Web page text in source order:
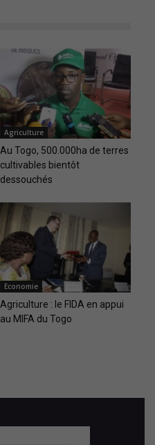
Agriculture
Au Togo, 500.000ha de terres
cultivables bientôt
dessouchés
Economie
Agriculture : le FIDA en appui
au MIFA du Togo